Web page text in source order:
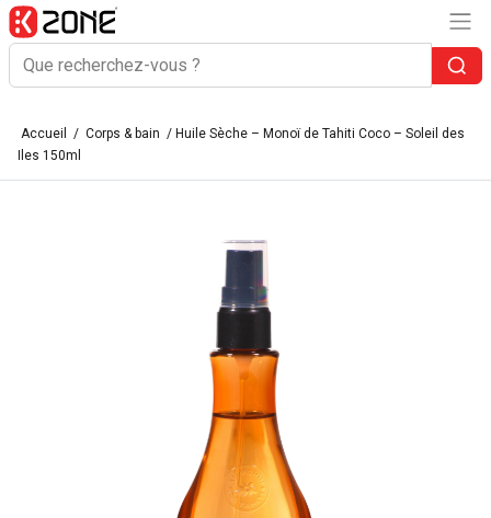
Accueil / Corps & bain / Huile Sèche – Monoï de Tahiti Coco – Soleil des
Iles 150ml